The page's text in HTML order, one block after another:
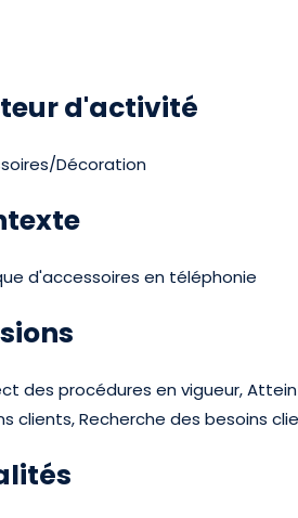
d'activité
Décoration
d'accessoires en téléphonie
des procédures en vigueur,
clients, Recherche des besoins